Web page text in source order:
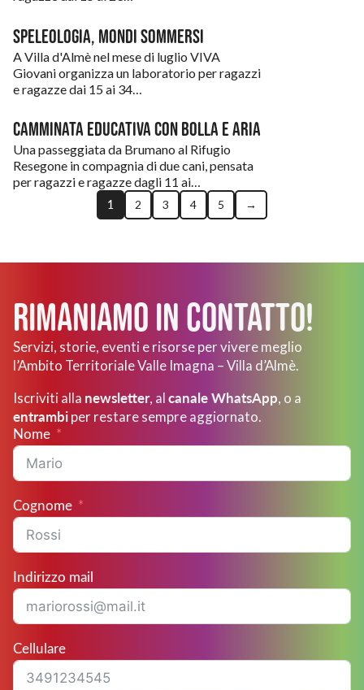
Speleologia, mondi sommersi
A Villa d'Almè nel mese di luglio VIVA
Giovani organizza un laboratorio per ragazzi
e ragazze dai 15 ai 34…
Camminata educativa con Bolla e Aria
Una passeggiata da Brumano al Rifugio
Resegone in compagnia di due cani, pensata
per ragazzi e ragazze dagli 11 ai…
1
2 3 4 5 →
Rimaniamo in Contatto!
Servizi, storie, eventi e risorse per vivere meglio
l’Ambito Territoriale Valle Imagna – Villa d’Almè.
Iscriviti alla newsletter, alcanale WhatsApp, o a
entrambiper restare sempre aggiornato.
Nome
Cognome
Indirizzo mail
Cellulare